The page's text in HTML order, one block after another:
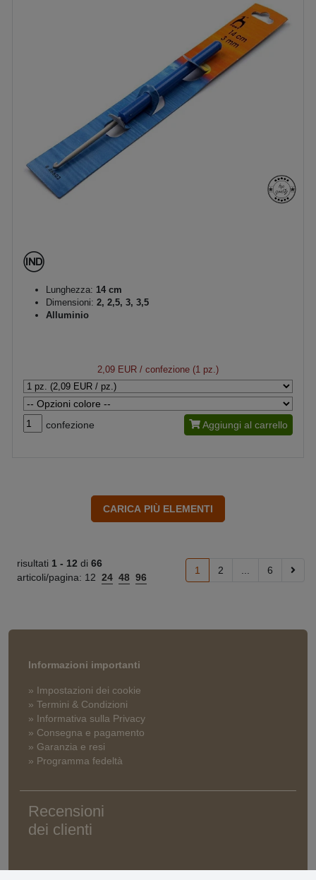
Lunghezza: 14 cm
Dimensioni: 2, 2,5, 3, 3,5
Alluminio
2,09 EUR / confezione (1 pz.)
confezione Aggiungi al carrello
risultati 1 - 12 di 66
articoli/pagina: 12 24 48 96
1 2 6
Informazioni importanti
» Impostazioni dei cookie
» Termini & Condizioni
» Informativa sulla Privacy
» Consegna e pagamento
» Garanzia e resi
» Programma fedeltà
Recensioni
dei clienti